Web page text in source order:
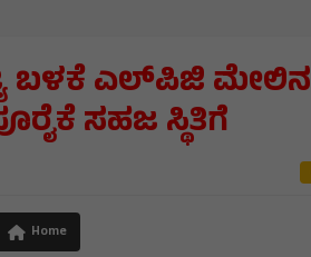
ಬಳಕೆ ಎಲ್‌ಪಿಜಿ ಮೇಲಿನ
ಸಹಜ ಸ್ಥಿತಿಗೆ
Home